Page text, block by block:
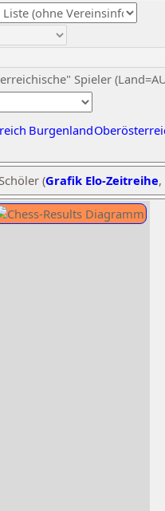
Spieler
Burgenland
(Grafik Elo-Zeitreihe,